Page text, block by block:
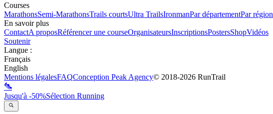
Courses
MarathonsSemi-MarathonsTrails courtsUltra TrailsIronmanPar départementPar région
En savoir plus
ContactA proposRéférencer une courseOrganisateursInscriptionsPostersShopVidéos
Soutenir
Langue :
Français
English
Mentions légalesFAQConception Peak Agency© 2018-2026 RunTrail
Jusqu'à -50%Sélection Running